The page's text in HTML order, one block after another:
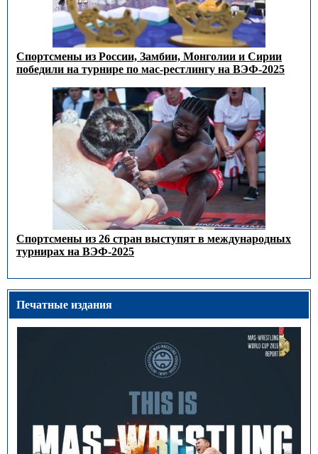
Спортсмены из России, Замбии, Монголии и Сирии
победили на турнире по мас-рестлингу на ВЭФ-2025
Спортсмены из 26 стран выступят в международных
турнирах на ВЭФ-2025
Печатные издания